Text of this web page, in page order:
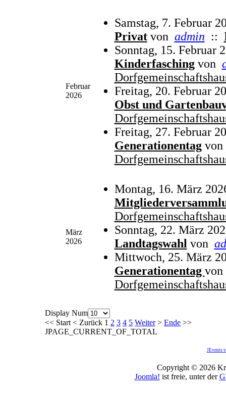
Februar
2026
Samstag, 7. Februar
Privatvon admin ::
Sonntag, 15. Februar
Kinderfaschingvon
Freitag, 20. Februar
Obst und
Freitag, 27. Februar
Generationentagvon
März
2026
Montag, 16. März
Sonntag, 22. März
Landtagswahl von
Mittwoch, 25. März
Generationentag von
Display Num
<< Start < Zurück 1 2 3 4 5 Weiter> Ende >>
JPAGE_CURRENT_OF_TOTAL
JEvents
Copyright © 2026
Joomla! ist freie, unter der